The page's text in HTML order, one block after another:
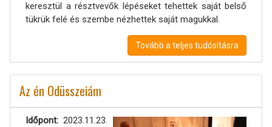
keresztül a résztvevők lépéseket tehettek saját belső
tükrük felé és szembe nézhettek saját magukkal.
Tovább a teljes tudósításra
Az én Odüsszeiám
Időpont
2023.11.23.